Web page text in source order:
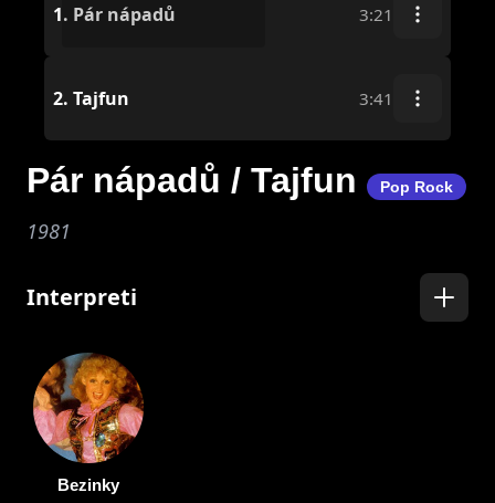
1. Pár nápadů 3:21
2. Tajfun 3:41
Pár nápadů / Tajfun Pop Rock
1981
Interpreti
Bezinky